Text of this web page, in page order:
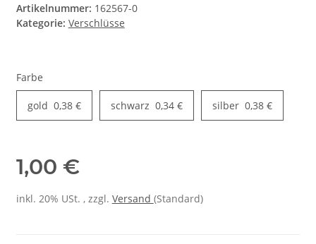
Artikelnummer: 162567-0
Kategorie: Verschlüsse
Farbe
gold 0,38 € schwarz 0,34 € silber 0,38 €
1,00 €
inkl. 20% USt. , zzgl. Versand (Standard)